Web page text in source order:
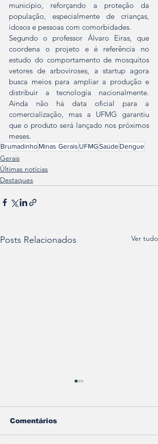
município, reforçando a proteção da
população, especialmente de crianças,
idosos e pessoas com comorbidades.
Segundo o professor Álvaro Eiras, que
coordena o projeto e é referência no
estudo do comportamento de mosquitos
vetores de arboviroses, a startup agora
busca meios para ampliar a produção e
distribuir a tecnologia nacionalmente.
Ainda não há data oficial para a
comercialização, mas a UFMG garantiu
que o produto será lançado nos próximos
meses.
BrumadinhoMinas Gerais UFMGSaúdeDengue
Gerais
Últimas notícias
Destaques
Posts Relacionados Ver tudo
Comentários